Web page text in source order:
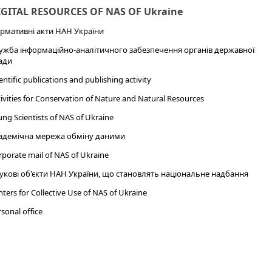
RESOURCES OF NAS OF Ukraine
акти НАН України
інформаційно-аналітичного забезпечення органів державної
publications and publishing activity
for Conservation of Nature and Natural Resources
Scientists of NAS of Ukraine
мережа обміну даними
mail of NAS of Ukraine
об'єкти НАН України, що становлять національне надбання
for Collective Use of NAS of Ukraine
office